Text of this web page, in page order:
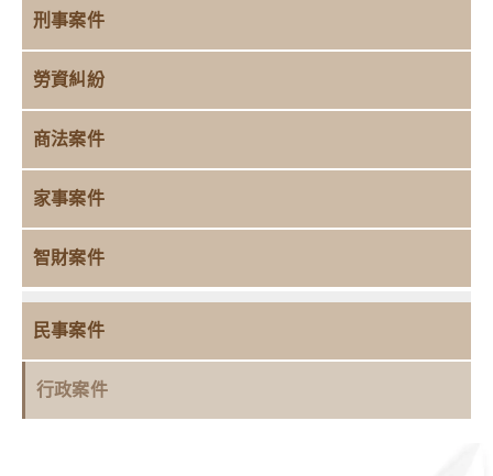
刑事案件
勞資糾紛
商法案件
家事案件
智財案件
民事案件
行政案件